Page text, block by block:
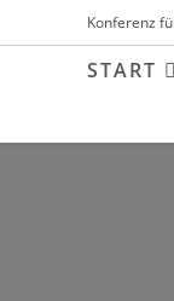
Inhalt
Konferenz
START